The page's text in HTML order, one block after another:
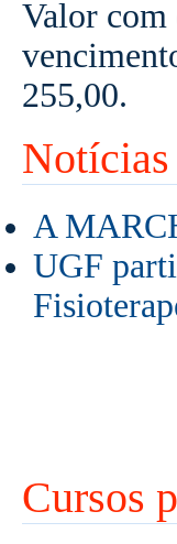
Valor com
255,00.
Notícias
A
UGF
Cursos